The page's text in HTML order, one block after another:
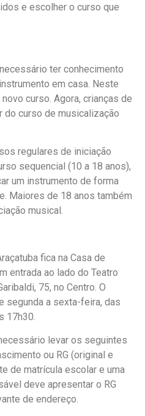
e escolher o curso que
ter conhecimento
em casa. Neste
curso. Agora, crianças de
do curso de musicalização
regulares de iniciação
sequencial (10 a 18 anos),
um instrumento de forma
Maiores de 18 anos também
musical.
fica na Casa de
entrada ao lado do Teatro
75, no Centro. O
segunda a sexta-feira, das
17h30.
levar os seguintes
ou RG (original e
de matrícula escolar e uma
deve apresentar o RG
de endereço.